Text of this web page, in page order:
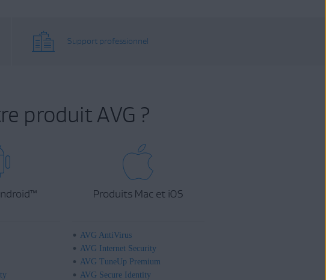
Support professionnel
produit AVG ?
™ Produits Mac et iOS
AVG AntiVirus
AVG Internet Security
AVG TuneUp Premium
AVG Secure Identity